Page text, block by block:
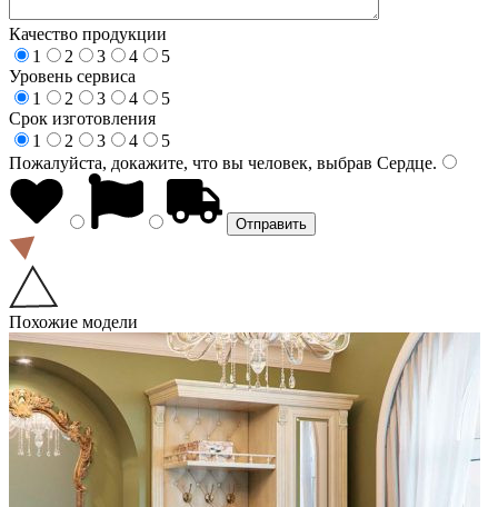
Качество продукции
1
2 3 4
5
Уровень сервиса
1
2 3 4
5
Срок изготовления
1
2 3 4
5
Пожалуйста, докажите, что вы человек, выбрав Сердце.
Похожие модели